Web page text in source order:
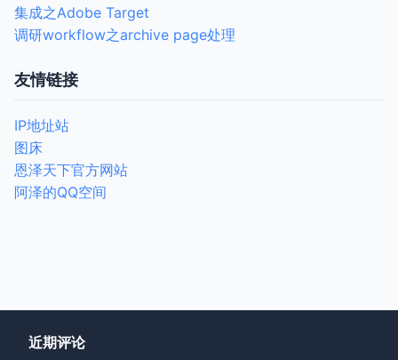
集成之Adobe Target
调研workflow之archive page处理
友情链接
IP地址站
图床
恩泽天下官方网站
阿泽的QQ空间
近期评论